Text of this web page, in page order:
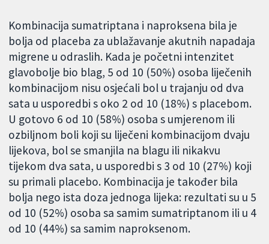
Kombinacija sumatriptana i naproksena bila je
bolja od placeba za ublažavanje akutnih napadaja
migrene u odraslih. Kada je početni intenzitet
glavobolje bio blag, 5 od 10 (50%) osoba liječenih
kombinacijom nisu osjećali bol u trajanju od dva
sata u usporedbi s oko 2 od 10 (18%) s placebom.
U gotovo 6 od 10 (58%) osoba s umjerenom ili
ozbiljnom boli koji su liječeni kombinacijom dvaju
lijekova, bol se smanjila na blagu ili nikakvu
tijekom dva sata, u usporedbi s 3 od 10 (27%) koji
su primali placebo. Kombinacija je također bila
bolja nego ista doza jednoga lijeka: rezultati su u 5
od 10 (52%) osoba sa samim sumatriptanom ili u 4
od 10 (44%) sa samim naproksenom.